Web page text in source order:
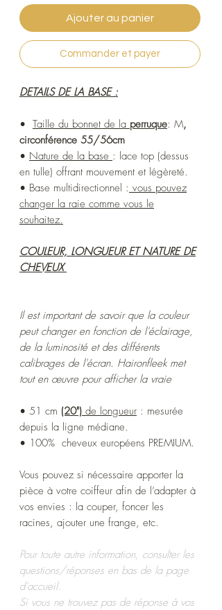
Ajouter au panier
Commander et payer
DETAILS DE LA BASE :
• Taille du bonnet de la perruque: M,
circonférence 55/56cm
• Nature de la base : lace top (dessus
en tulle) offrant mouvement et légèreté.
• Base multidirectionnel : vous pouvez
changer la raie comme vous le
souhaitez.
COULEUR, LONGUEUR ET NATURE DE
CHEVEUX
Il est important de savoir que la couleur
peut changer en fonction de l'éclairage,
de la luminosité et des différents
calibrages de l'écran. Haironfleek met
tout en œuvre pour afficher la vraie
• 51 cm (20") de longueur : mesurée
depuis la ligne médiane.
• 100% cheveux européens PREMIUM.
Vous pouvez si nécessaire apporter la
pièce à votre coiffeur afin de l’adapter à
vos envies : la couper, foncer les
racines, ajouter une frange, etc.
Pour toute autre information, consulter les
questions/réponses en bas de la page
d’accueil.
Si vous ne trouvez pas de réponse à vos